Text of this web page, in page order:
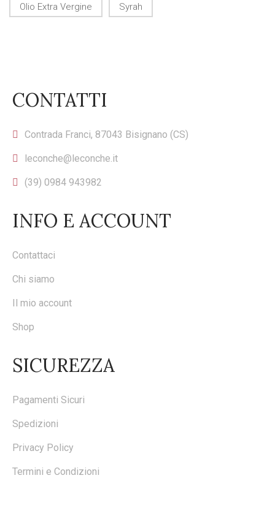
Olio Extra Vergine Syrah
CONTATTI
Contrada Franci, 87043 Bisignano (CS)
leconche@leconche.it
(39) 0984 943982
INFO E ACCOUNT
Contattaci
Chi siamo
Il mio account
Shop
SICUREZZA
Pagamenti Sicuri
Spedizioni
Privacy Policy
Termini e Condizioni